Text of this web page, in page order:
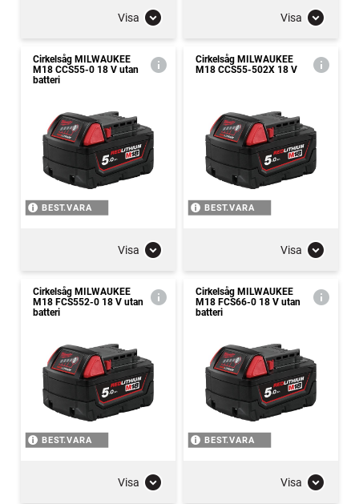
Visa Visa
Cirkelsåg MILWAUKEE
M18 CCS55-0 18 V utan
batteri
BEST.VARA
Visa
Cirkelsåg MILWAUKEE
M18 CCS55-502X 18 V
BEST.VARA
Visa
Cirkelsåg MILWAUKEE
M18 FCS552-0 18 V utan
batteri
BEST.VARA
Visa
Cirkelsåg MILWAUKEE
M18 FCS66-0 18 V utan
batteri
BEST.VARA
Visa